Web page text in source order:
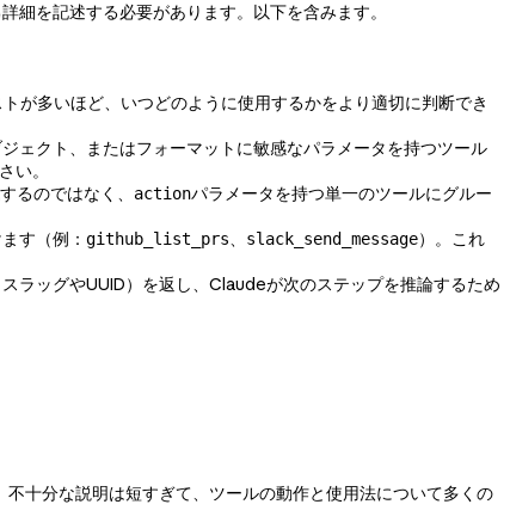
を記述する必要があります。以下を含みます。
が多いほど、いつどのように使用するかをより適切に判断でき
ェクト、またはフォーマットに敏感なパラメータを持つツール
い。
るのではなく、 actionパラメータを持つ単一のツールにグルー
す（例： github_list_prs、 slack_send_message）。これ
ラッグやUUID）を返し、Claudeが次のステップを推論するため
十分な説明は短すぎて、ツールの動作と使用法について多くの